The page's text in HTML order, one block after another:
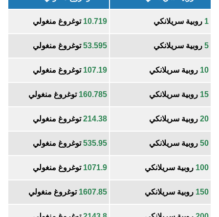
1 روبية سريلانكي 10.719 توغروغ منغولي
5 روبية سريلانكي 53.595توغروغ منغولي
10 روبية سريلانكي 107.19 توغروغ منغولي
15 روبية سريلانكي 160.785 توغروغ منغولي
20 روبية سريلانكي 214.38توغروغ منغولي
50 روبية سريلانكي 535.95توغروغ منغولي
100 روبية سريلانكي 1071.9 توغروغ منغولي
150 روبية سريلانكي 1607.85 توغروغ منغولي